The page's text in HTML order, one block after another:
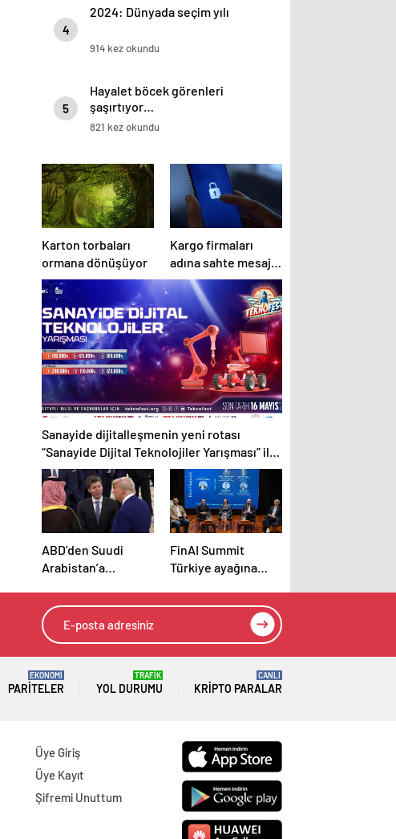
4
2024: Dünyada seçim yılı
914 kez okundu
5
Hayalet böcek görenleri
şaşırtıyor…
821 kez okundu
Karton torbaları
ormana dönüşüyor
Kargo firmaları
adına sahte mesaj
tuzağı: Kişisel
bilgileriniz
tehlikede!
Sanayide dijitalleşmenin yeni rotası
“Sanayide Dijital Teknolojiler Yarışması” ile
belirleniyor!
ABD’den Suudi
Arabistan’a
FinAI Summit
Türkiye ayağına
sahipliği yaptı
PARITELER
EKONOMİ
YOL DURUMU
TRAFİK
KRIPTO PARALAR
CANLI
Üye Giriş
Üye Kayıt
Şifremi Unuttum